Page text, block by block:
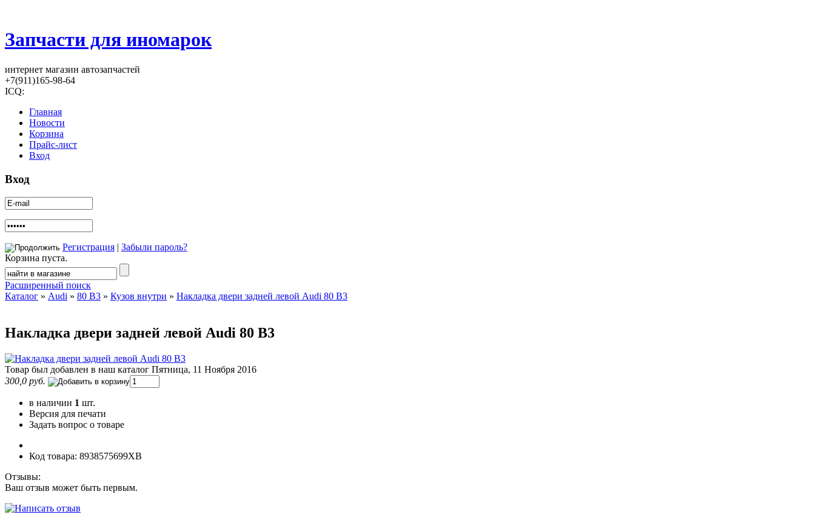
Запчасти для иномарок
интернет магазин автозапчастей
+7(911)165-98-64
ICQ:
Главная
Новости
Корзина
Прайс-лист
Вход
Вход
Регистрация | Забыли пароль?
Корзина пуста.
Расширенный поиск
Каталог » Audi » 80 B3 » Кузов внутри » Накладка двери задней левой Audi 80 B3
Накладка двери задней левой Audi 80 B3
Товар был добавлен в наш каталог Пятница, 11 Ноября 2016
300,0 руб.
в наличии 1 шт.
Версия для печати
Задать вопрос о товаре
Код товара: 8938575699XB
Отзывы:
Ваш отзыв может быть первым.